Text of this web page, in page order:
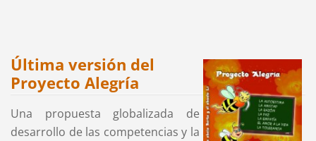
Última versión del
Proyecto Alegría
Una propuesta globalizada de
desarrollo de las competencias y la